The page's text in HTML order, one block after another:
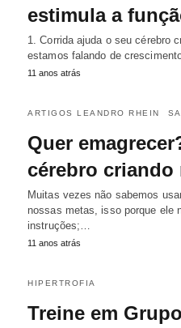
estimula a
1. Corrida ajuda o seu cérebro
estamos falando de
11 anos atrás
ARTIGOS LEANDRO RHEIN
Quer
cérebro criando
Muitas vezes não sabemos
nossas metas, isso porque ele
instruções;…
11 anos atrás
HIPERTROFIA
Treine em